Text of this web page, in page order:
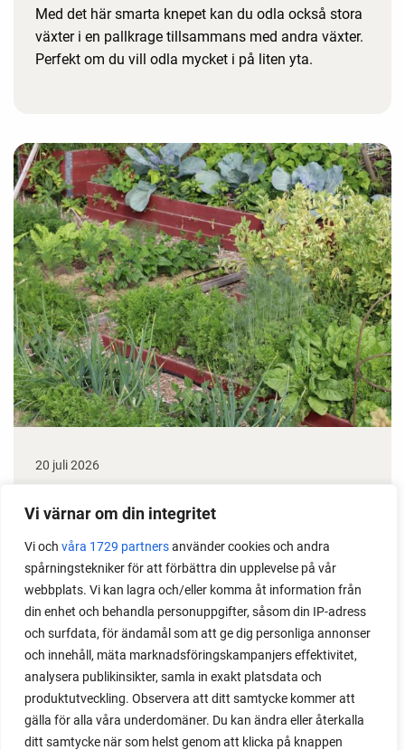
Vi värnar om din integritet
Vi och våra 1729 partnersanvänder cookies och andra
spårningstekniker för att förbättra din upplevelse på vår
webbplats. Vi kan lagra och/eller komma åt information från
din enhet och behandla personuppgifter, såsom din IP-adress
och surfdata, för ändamål som att ge dig personliga annonser
och innehåll, mäta marknadsföringskampanjers effektivitet,
analysera publikinsikter, samla in exakt platsdata och
produktutveckling. Observera att ditt samtycke kommer att
gälla för alla våra underdomäner. Du kan ändra eller återkalla
ditt samtycke när som helst genom att klicka på knappen
Med det här smarta knepet kan du odla också stora
växter i en pallkrage tillsammans med andra växter.
Perfekt om du vill odla mycket i på liten yta.
20 juli 2026
sätt att röja upp i sin odling? Läs min taktik, som gör
det lätt att hitta motivation och sätta igång.